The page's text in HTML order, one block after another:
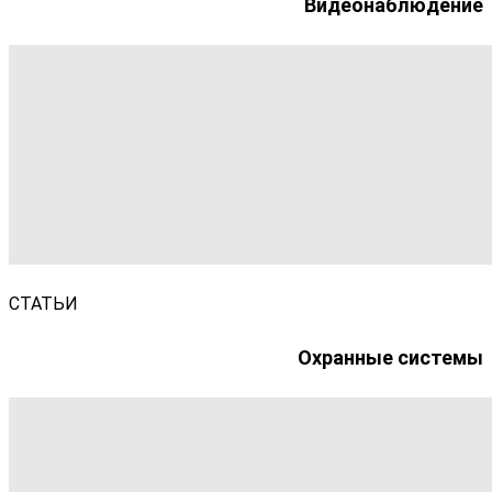
Видеонаблюдение
СТАТЬИ
Охранные системы